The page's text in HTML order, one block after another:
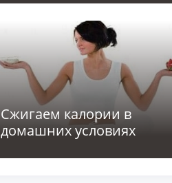
Сжигаем калории в
домашних условиях